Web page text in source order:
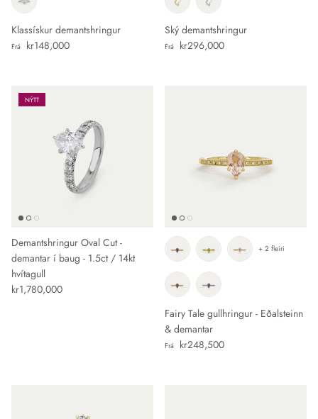
Klassískur demantshringur
Verð
Frá kr148,000
Ský demantshringur
Verð
Frá kr296,000
NÝTT
Demantshringur Oval Cut -
demantar í baug - 1.5ct / 14kt
hvítagull
Verð
kr1,780,000
Fairy Tale gullhringur - Eðalsteinn
& demantar
Verð
Frá kr248,500
+ 2 fleiri